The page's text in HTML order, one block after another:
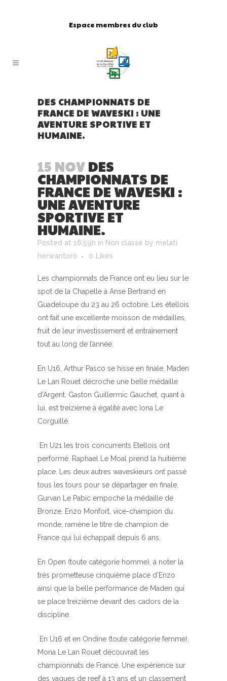
Espace membres du club
DES CHAMPIONNATS DE
FRANCE DE WAVESKI : UNE
AVENTURE SPORTIVE ET
HUMAINE.
15 NOV DES
CHAMPIONNATS DE
FRANCE DE WAVESKI :
UNE AVENTURE
SPORTIVE ET
HUMAINE.
Posted at 16:59h in Non classé by melati
herwantoro
0 Likes
Les championnats de France ont eu lieu sur le
spot de la Chapelle à Anse Bertrand en
Guadeloupe du 23 au 26 octobre. Les étellois
ont fait une excellente moisson de médailles,
fruit de leur investissement et entraînement
tout au long de l’année.
En U16, Arthur Pasco se hisse en finale. Maden
Le Lan Rouet décroche une belle médaille
d’Argent. Gaston Guillermic Gauchet, quant à
lui, est treizième à égalité avec Iona Le
Corguillé.
En U21 les trois concurrents Etellois ont
performé. Raphael Le Moal prend la huitième
place. Les deux autres waveskieurs ont passé
tous les tours pour se départager en finale.
Gurvan Le Pabic empoche la médaille de
Bronze. Enzo Monfort, vice-champion du
monde, ramène le titre de champion de
France qui lui échappait depuis 6 ans.
En Open (toute catégorie homme), à noter la
très prometteuse cinquième place d’Enzo
ainsi que la belle performance de Maden qui
se place treizième devant des cadors de la
discipline.
En U16 et en Ondine (toute catégorie femme),
Mona Le Lan Rouet découvrait les
championnats de France. Une expérience sur
des vagues de reef à 13 ans et un classement